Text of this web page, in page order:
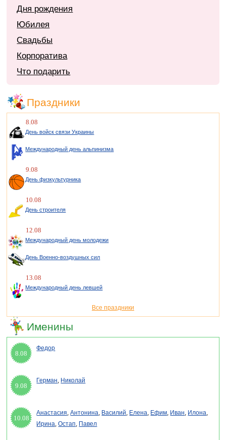
Дня рождения
Юбилея
Свадьбы
Корпоратива
Что подарить
Праздники
8.08
День войск связи Украины
Международный день альпинизма
9.08
День физкультурника
10.08
День строителя
12.08
Международный день молодежи
День Военно-воздушных сил
13.08
Международный день левшей
Все праздники
Именины
8.08
Федор
9.08
Герман, Николай
10.08
Анастасия,Антонина, Василий, Елена, Ефим, Иван, Илона,
Ирина,Остап, Павел